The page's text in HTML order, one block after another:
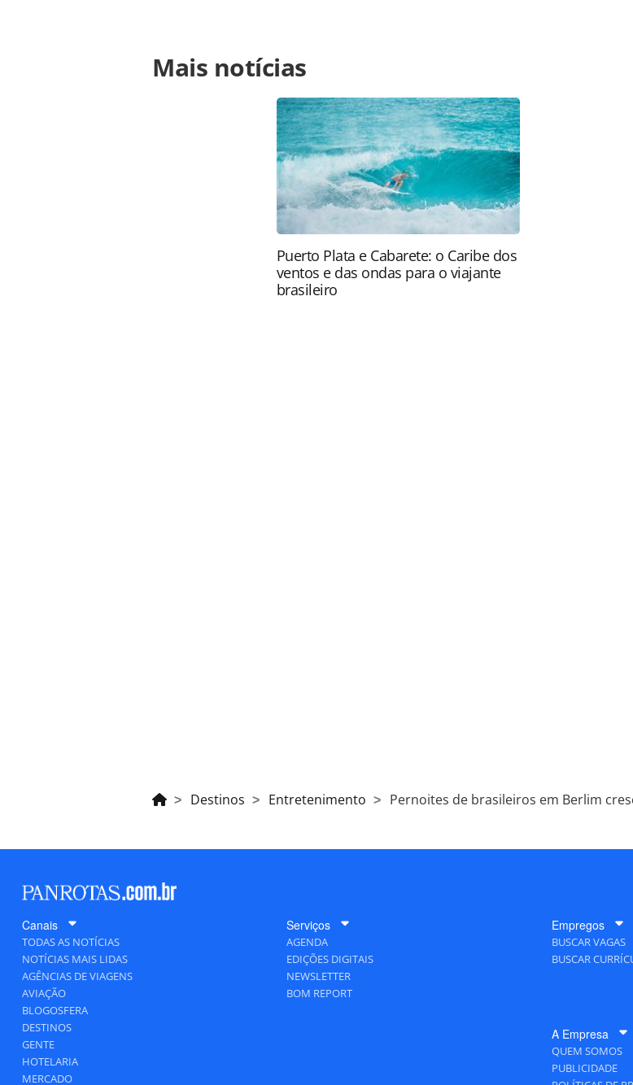
https://www.panrotas.com.br/noticia-turismo/destinos/2015/01/pernoites-de-
brasileiros-em-berlim-crescem-449_109371.html ou as ferramentas oferecidas na
página. Todo o conteúdo produzido pela PANROTAS Editora é protegido pela
brasileira sobre direito autoral. Não reproduza o conteúdo sem autorização da
PANROTAS Editora (copyright@panrotas.com.br).
Mais notícias
Puerto Plata e Cabarete: o Caribe dos
ventos e das ondas para o viajante
brasileiro
Destinos Entretenimento Pernoites de brasileiros em Berlim
Canais
TODAS AS NOTÍCIAS
NOTÍCIAS MAIS LIDAS
AGÊNCIAS DE VIAGENS
AVIAÇÃO
BLOGOSFERA
DESTINOS
GENTE
HOTELARIA
MERCADO
Serviços
AGENDA
EDIÇÕES DIGITAIS
NEWSLETTER
BOM REPORT
Empregos
BUSCAR VAGAS
BUSCAR
A Empresa
QUEM SOMOS
PUBLICIDADE